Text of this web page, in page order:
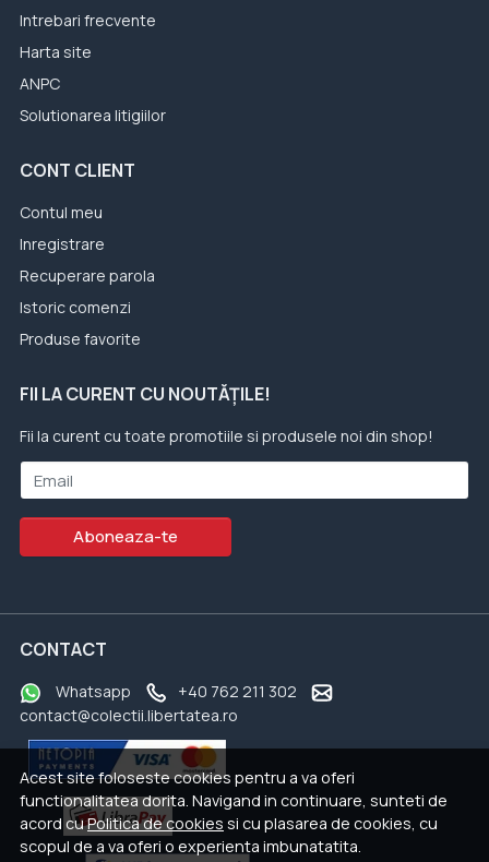
Acest site foloseste cookies pentru a va oferi
functionalitatea dorita. Navigand in continuare, sunteti de
acord cuPolitica de cookies si cu plasarea de cookies, cu
scopul de a va oferi o experienta imbunatatita.
Intrebari frecvente
Harta site
ANPC
Solutionarea litigiilor
CONT CLIENT
Contul meu
Inregistrare
Recuperare parola
Istoric comenzi
Produse favorite
FII LA CURENT CU NOUTĂȚILE!
Fii la curent cu toate promotiile si produsele noi din shop!
Email
Aboneaza-te
CONTACT
Whatsapp
+40 762 211 302
contact@colectii.libertatea.ro